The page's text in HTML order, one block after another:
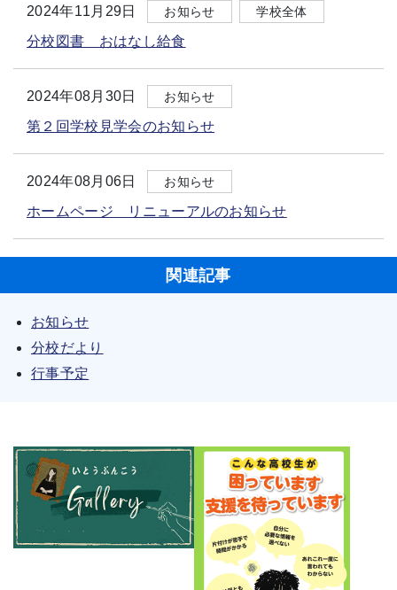
2024年11月29日 お知らせ 学校全体
分校図書 おはなし給食
2024年08月30日 お知らせ
第２回学校見学会のお知らせ
2024年08月06日 お知らせ
ホームページ リニューアルのお知らせ
関連記事
お知らせ
分校だより
行事予定